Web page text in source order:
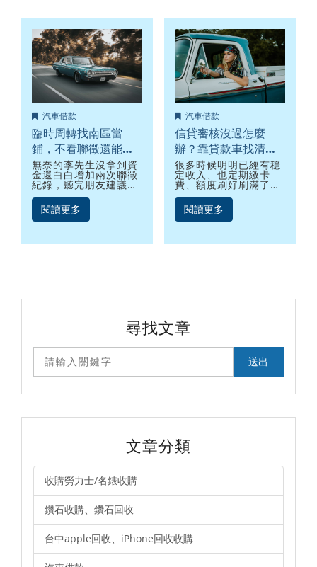
先生在各大飯店擔任專
業主廚，每天都需要早
出晚歸十分辛苦，但就
在今年一月初，飯店經
理發佈了精簡人力通
知...
永奇服務專員評估了解
整體狀況後，建議李小
姐用她剛買不到一年的
貸款車借錢，是一台還
在銀行繳車貸的休旅
車。
汽車借款
臨時周轉找南區當
鋪，不看聯徵還能用
中古車借款
無奈的李先生沒拿到資
金還白白增加兩次聯徵
紀錄，聽完朋友建議後
就立刻找南區當鋪有沒
有可以借款的，剛好發
現台中當鋪的評價不
錯，李先生想想還是抱
詢問看看永奇豐原當舖
先生說目前的狀況要在
閱讀更多
汽車借款
信貸審核沒過怎麼
辦？靠貸款車找清水
當舖借錢案例
很多時候明明已經有穩
定收入、也定期繳卡
費、額度刷好刷滿了，
為什還是會發生辦理信
貸審核沒過的狀況呢？
如果信貸審核沒過怎麼
辦？其實你可以選擇到
僅可以快速放款，還款
月，公司近期因需週轉
詢問信貸審核...
閱讀更多
尋找文章
文章分類
收購勞力士/名錶收購
鑽石收購、鑽石回收
台中apple回收、iPhone回收收購